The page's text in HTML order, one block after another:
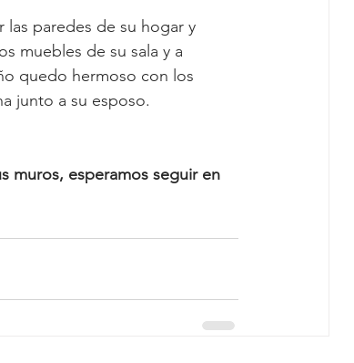
las paredes de su hogar y
muebles de su sala y a
quedo hermoso con los
junto a su esposo.
muros, esperamos seguir en